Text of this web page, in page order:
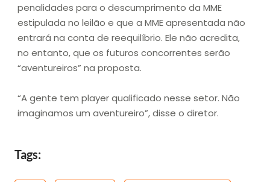
penalidades para o descumprimento da MME
estipulada no leilão e que a MME apresentada não
entrará na conta de reequilíbrio. Ele não acredita,
no entanto, que os futuros concorrentes serão
“aventureiros” na proposta.
“A gente tem player qualificado nesse setor. Não
imaginamos um aventureiro”, disse o diretor.
Tags: